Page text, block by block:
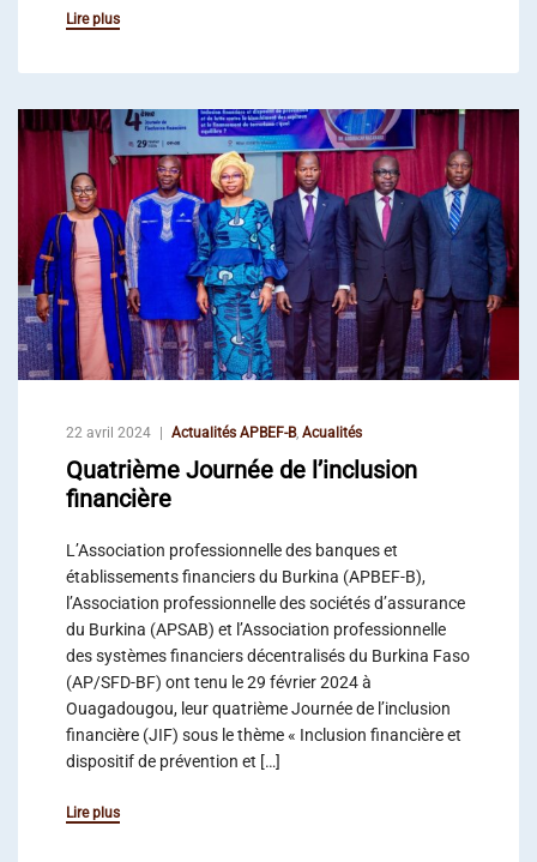
Lire plus
22 avril 2024 Actualités APBEF-B, Acualités
Quatrième Journée de l’inclusion
financière
L’Association professionnelle des banques et
établissements financiers du Burkina (APBEF-B),
l’Association professionnelle des sociétés d’assurance
du Burkina (APSAB) et l’Association professionnelle
des systèmes financiers décentralisés du Burkina Faso
(AP/SFD-BF) ont tenu le 29 février 2024 à
Ouagadougou, leur quatrième Journée de l’inclusion
financière (JIF) sous le thème « Inclusion financière et
dispositif de prévention et […]
Lire plus